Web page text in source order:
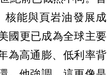
核能與頁岩油發展成
國更已成為全球主要
為高通膨、低利率背